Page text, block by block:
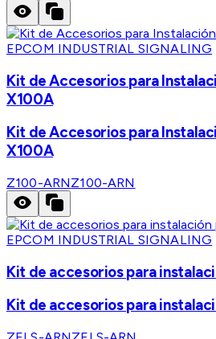
EPCOM INDUSTRIAL SIGNALING
Kit de Accesorios para
X100A
Kit de Accesorios para
X100A
Z100-ARNZ100-ARN
EPCOM INDUSTRIAL SIGNALING
Kit de accesorios para
Kit de accesorios para